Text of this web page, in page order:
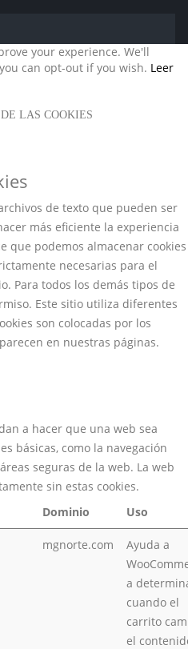
your experience. We'll
can opt-out if you wish. Leer
LAS COOKIES
de texto que pueden ser
más eficiente la experiencia
que podemos almacenar cookies
necesarias para el
Para todos los demás tipos de
Este sitio utiliza diferentes
son colocadas por los
en nuestras páginas.
a hacer que una web sea
básicas, como la navegación
seguras de la web. La web
sin estas cookies.
Dominio Uso
mgnorte.com
Ayuda a
a
cuando el
carrito
el